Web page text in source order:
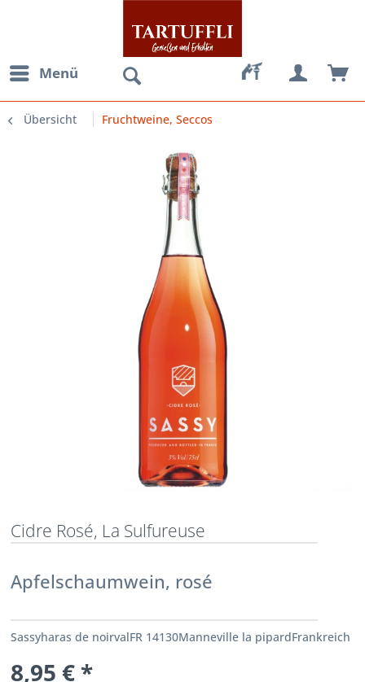
Menü
Übersicht Fruchtweine, Seccos
Cidre Rosé, La Sulfureuse
Apfelschaumwein, rosé
Sassyharas de noirvalFR 14130Manneville la pipardFrankreich
8,95 € *